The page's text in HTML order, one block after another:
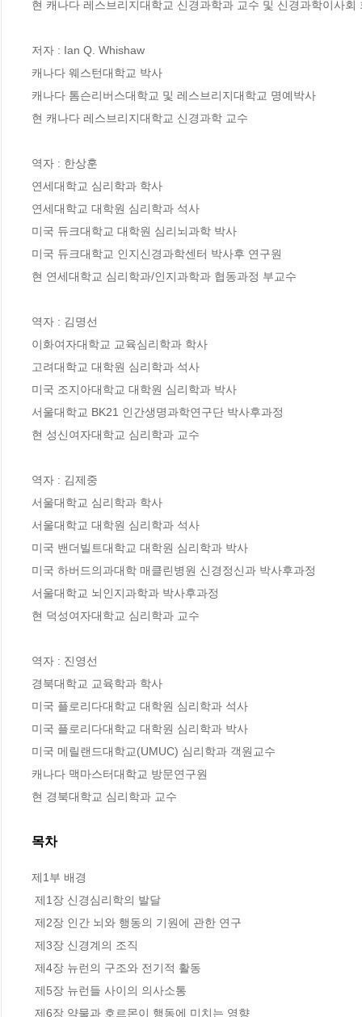
현 캐나다 레스브리지대학교 신경과학과 교수 및 신경과학이사회
저자 : Ian Q. Whishaw
캐나다 웨스턴대학교 박사
캐나다 톰슨리버스대학교 및 레스브리지대학교 명예박사
현 캐나다 레스브리지대학교 신경과학 교수
역자 : 한상훈
연세대학교 심리학과 학사
연세대학교 대학원 심리학과 석사
미국 듀크대학교 대학원 심리뇌과학 박사
미국 듀크대학교 인지신경과학센터 박사후 연구원
현 연세대학교 심리학과/인지과학과 협동과정 부교수
역자 : 김명선
이화여자대학교 교육심리학과 학사
고려대학교 대학원 심리학과 석사
미국 조지아대학교 대학원 심리학과 박사
서울대학교 BK21 인간생명과학연구단 박사후과정
현 성신여자대학교 심리학과 교수
역자 : 김제중
서울대학교 심리학과 학사
서울대학교 대학원 심리학과 석사
미국 밴더빌트대학교 대학원 심리학과 박사
미국 하버드의과대학 매클린병원 신경정신과 박사후과정
서울대학교 뇌인지과학과 박사후과정
현 덕성여자대학교 심리학과 교수
역자 : 진영선
경북대학교 교육학과 학사
미국 플로리다대학교 대학원 심리학과 석사
미국 플로리다대학교 대학원 심리학과 박사
미국 메릴랜드대학교(UMUC) 심리학과 객원교수
캐나다 맥마스터대학교 방문연구원
현 경북대학교 심리학과 교수
목차
제1부 배경